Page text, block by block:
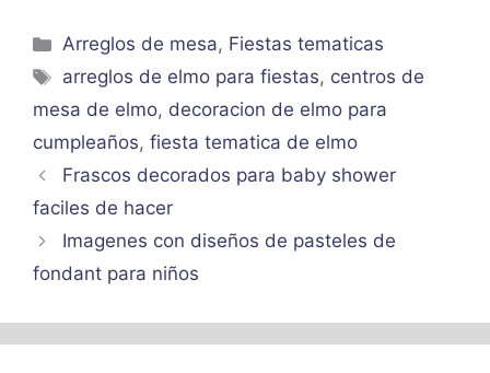
Categorías
Arreglos de mesa, Fiestas tematicas
Etiquetas
arreglos de elmo para fiestas, centros de
mesa de elmo, decoracion de elmo para
cumpleaños, fiesta tematica de elmo
Frascos decorados para baby shower
faciles de hacer
Imagenes con diseños de pasteles de
fondant para niños